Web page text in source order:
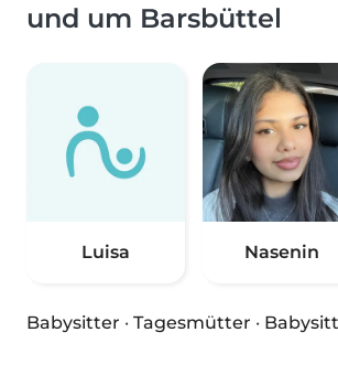
und um Barsbüttel
Luisa Nasenin
Babysitter · Tagesmütter ·